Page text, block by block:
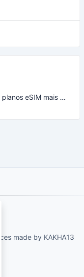
CheapereSIM — Encontre os planos eSIM mais baratos para viajar em 2026
made by KAKHA13